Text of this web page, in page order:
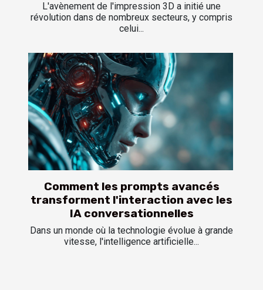
L'avènement de l'impression 3D a initié une
révolution dans de nombreux secteurs, y compris
celui...
Comment les prompts avancés
transforment l'interaction avec les
IA conversationnelles
Dans un monde où la technologie évolue à grande
vitesse, l'intelligence artificielle...